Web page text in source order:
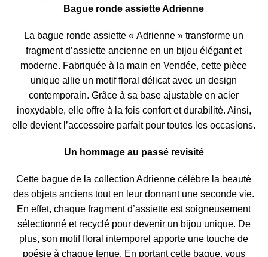
Bague ronde assiette Adrienne
La bague ronde assiette « Adrienne » transforme un
fragment d’assiette ancienne en un bijou élégant et
moderne. Fabriquée à la main en Vendée, cette pièce
unique allie un motif floral délicat avec un design
contemporain. Grâce à sa base ajustable en acier
inoxydable, elle offre à la fois confort et durabilité. Ainsi,
elle devient l’accessoire parfait pour toutes les occasions.
Un hommage au passé revisité
Cette bague de la collection Adrienne célèbre la beauté
des objets anciens tout en leur donnant une seconde vie.
En effet, chaque fragment d’assiette est soigneusement
sélectionné et recyclé pour devenir un bijou unique. De
plus, son motif floral intemporel apporte une touche de
poésie à chaque tenue. En portant cette bague, vous